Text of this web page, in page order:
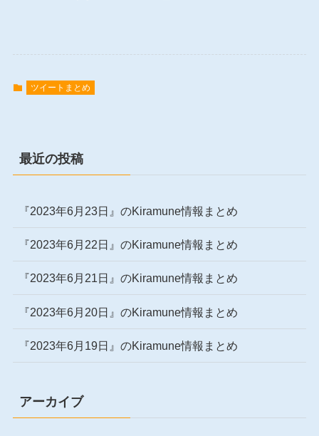
ツイートまとめ
最近の投稿
『2023年6月23日』のKiramune情報まとめ
『2023年6月22日』のKiramune情報まとめ
『2023年6月21日』のKiramune情報まとめ
『2023年6月20日』のKiramune情報まとめ
『2023年6月19日』のKiramune情報まとめ
アーカイブ